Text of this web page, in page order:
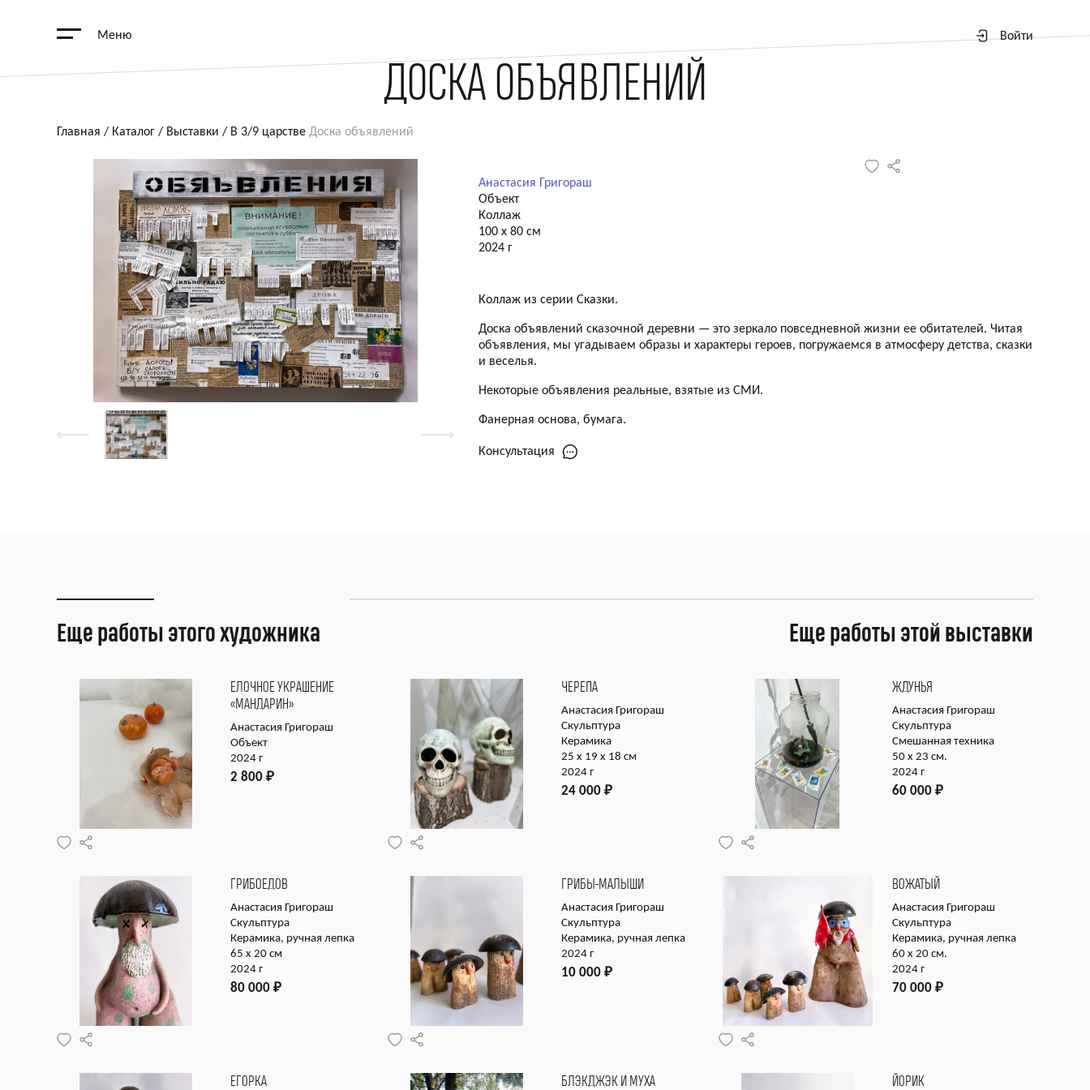
Меню Войти
ДОСКА ОБЪЯВЛЕНИЙ
Главная / Каталог / Выставки / В 3/9 царстве Доска объявлений
Анастасия Григораш
Объект
Коллаж
100 х 80 см
2024 г
Коллаж из серии Сказки.
Доска объявлений сказочной деревни — это зеркало повседневной жизни ее обитателей. Читая
объявления, мы угадываем образы и характеры героев, погружаемся в атмосферу детства, сказки
и веселья.
Некоторые объявления реальные, взятые из СМИ.
Фанерная основа, бумага.
Консультация
Еще работы этого художника Еще работы этой выставки
ЕЛОЧНОЕ УКРАШЕНИЕ
«МАНДАРИН»
Анастасия Григораш
Объект
2024 г
2 800 ₽
ЧЕРЕПА
Анастасия Григораш
Скульптура
Керамика
25 х 19 х 18 см
2024 г
24 000 ₽
ЖДУНЬЯ
Анастасия Григораш
Скульптура
Смешанная техника
50 х 23 см.
2024 г
60 000 ₽
ГРИБОЕДОВ
Анастасия Григораш
Скульптура
Керамика, ручная лепка
65 х 20 см
2024 г
80 000 ₽
ГРИБЫ-МАЛЫШИ
Анастасия Григораш
Скульптура
Керамика, ручная лепка
2024 г
10 000 ₽
ВОЖАТЫЙ
Анастасия Григораш
Скульптура
Керамика, ручная лепка
60 х 20 см.
2024 г
70 000 ₽
ЕГОРКА БЛЭКДЖЭК И МУХА ЙОРИК